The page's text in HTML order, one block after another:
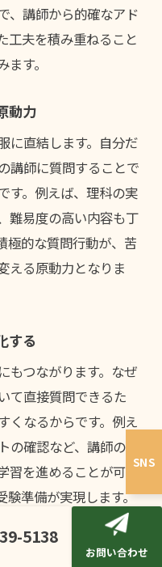
、講師から的確なアド
工夫を積み重ねること
す。
動力
に直結します。自分だ
講師に質問することで
す。例えば、理科の実
難易度の高い内容も丁
極的な質問行動が、苦
える原動力となりま
する
もつながります。なぜ
て直接質問できるた
くなるからです。例え
確認など、講師の知
習を進めることが可能
験準備が実現します。
解説
SNS
5138
お問い合わせ